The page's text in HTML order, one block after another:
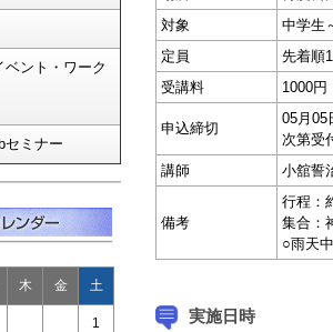
ベント・ワーク
セミナー
木 金 土
1
対象
中学生
定員
先着順
受講料
1000円
申込締切
05月05
次第受
講師
小舘誓
備考
行程：
集合：
○雨天
実施日時